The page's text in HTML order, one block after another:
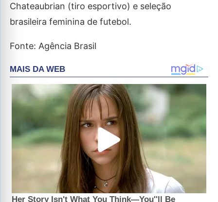
Chateaubrian (tiro esportivo) e seleção
brasileira feminina de futebol.
Fonte: Agência Brasil